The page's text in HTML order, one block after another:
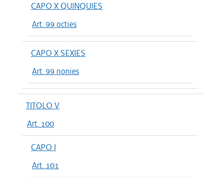
CAPO X QUINQUIES
Art. 99 octies
CAPO X SEXIES
Art. 99 nonies
TITOLO V
Art. 100
CAPO I
Art. 101